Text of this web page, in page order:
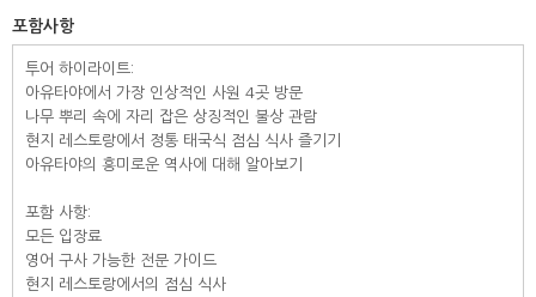
포함사항
투어 하이라이트:
아유타야에서 가장 인상적인 사원 4곳 방문
나무 뿌리 속에 자리 잡은 상징적인 불상 관람
현지 레스토랑에서 정통 태국식 점심 식사 즐기기
아유타야의 흥미로운 역사에 대해 알아보기
포함 사항:
모든 입장료
영어 구사 가능한 전문 가이드
현지 레스토랑에서의 점심 식사